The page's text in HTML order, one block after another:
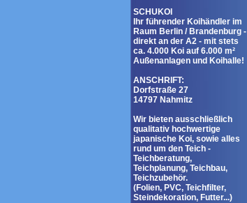
SCHUKOI
Ihr führender Koihändler im
Raum Berlin / Brandenburg -
direkt an der A2 - mit stets
ca. 4.000 Koi auf 6.000 m²
Außenanlagen und Koihalle!
ANSCHRIFT:
Dorfstraße 27
14797 Nahmitz
Wir bieten ausschließlich
qualitativ hochwertige
japanische Koi, sowie alles
rund um den Teich -
Teichberatung,
Teichplanung, Teichbau,
Teichzubehör.
(Folien, PVC, Teichfilter,
Steindekoration, Futter...)